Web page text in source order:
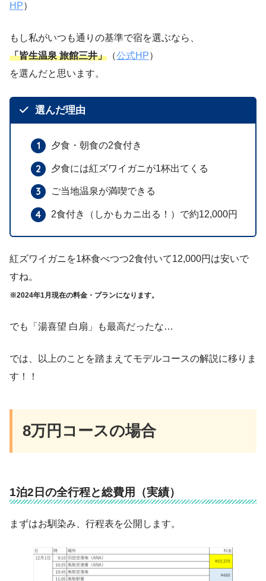
HP）
もし私がいつも通りの基準で宿を選ぶなら、
「皆生温泉 旅館三井」 （公式HP）
を選んだと思います。
選んだ理由
夕食・朝食の2食付き
夕食には紅ズワイガニが1杯出てくる
ご当地温泉が満喫できる
2食付き（しかもカニ出る！）で約12,000円
紅ズワイガニを1杯食べつつ2食付いて12,000円は安いで
すね。
※2024年1月現在の料金・プランになります。
でも「湯喜望 白扇」も最高だったな…
では、以上のことを踏まえてモデルコースの解説に移りま
す！！
8万円コースの場合
1泊2日の全行程と総費用（実績）
まずはお馴染み、行程表を公開します。